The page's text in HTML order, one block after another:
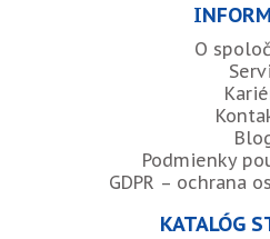
O
Podmienky
GDPR – ochrana
KATALÓG